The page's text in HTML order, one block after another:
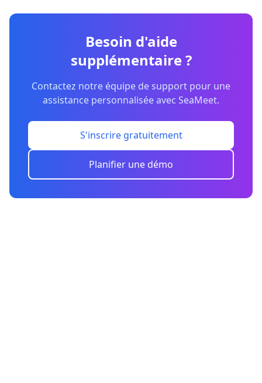
Besoin d'aide
supplémentaire ?
Contactez notre équipe de support pour une
assistance personnalisée avec SeaMeet.
S'inscrire gratuitement
Planifier une démo